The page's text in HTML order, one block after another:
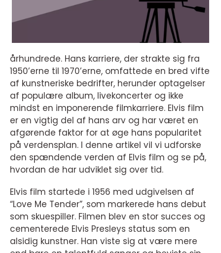
århundrede. Hans karriere, der strakte sig fra
1950’erne til 1970’erne, omfattede en bred vifte
af kunstneriske bedrifter, herunder optagelser
af populære album, livekoncerter og ikke
mindst en imponerende filmkarriere. Elvis film
er en vigtig del af hans arv og har været en
afgørende faktor for at øge hans popularitet
på verdensplan. I denne artikel vil vi udforske
den spændende verden af Elvis film og se på,
hvordan de har udviklet sig over tid.
Elvis film startede i 1956 med udgivelsen af
“Love Me Tender”, som markerede hans debut
som skuespiller. Filmen blev en stor succes og
cementerede Elvis Presleys status som en
alsidig kunstner. Han viste sig at være mere